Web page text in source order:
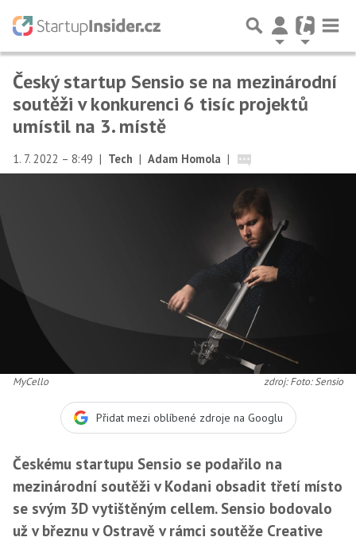
Český startup Sensio se na mezinárodní
soutěži v konkurenci 6 tisíc projektů
umístil na 3. místě
1. 7. 2022 – 8:49 | Tech | Adam Homola |
MyCello zdroj: Foto: Sensio
Přidat mezi oblíbené zdroje na Googlu
Českému startupu Sensio se podařilo na
mezinárodní soutěži v Kodani obsadit třetí místo
se svým 3D vytištěným cellem. Sensio bodovalo
už v březnu v Ostravě v rámci soutěže Creative